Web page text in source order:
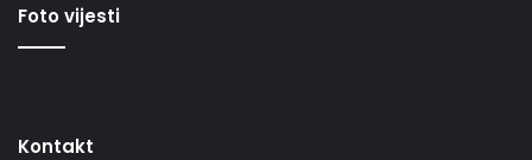
Foto vijesti
Kontakt